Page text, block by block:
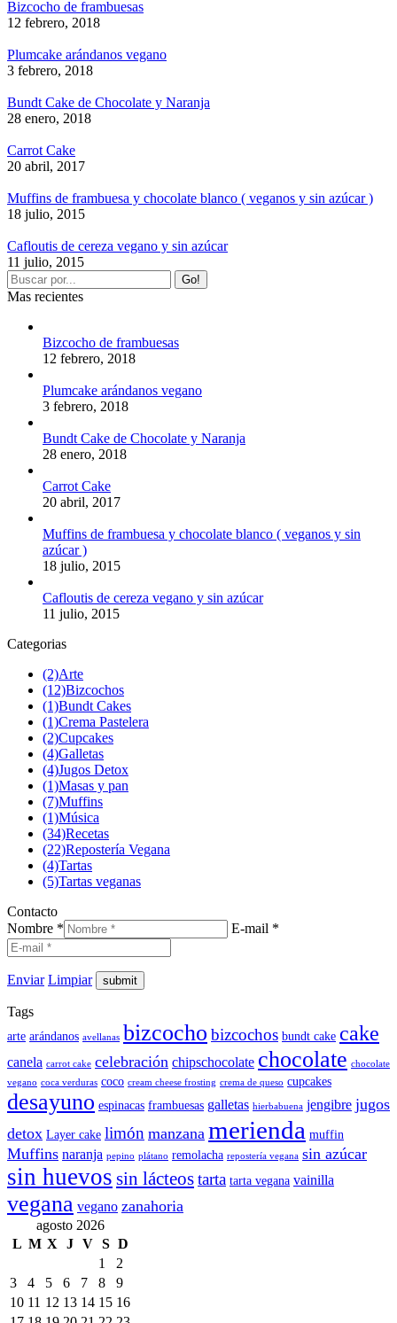
Bizcocho de frambuesas
12 febrero, 2018
Plumcake arándanos vegano
3 febrero, 2018
Bundt Cake de Chocolate y Naranja
28 enero, 2018
Carrot Cake
20 abril, 2017
Muffins de frambuesa y chocolate blanco ( veganos y sin azúcar )
18 julio, 2015
Cafloutis de cereza vegano y sin azúcar
11 julio, 2015
Mas recientes
Bizcocho de frambuesas
12 febrero, 2018
Plumcake arándanos vegano
3 febrero, 2018
Bundt Cake de Chocolate y Naranja
28 enero, 2018
Carrot Cake
20 abril, 2017
Muffins de frambuesa y chocolate blanco ( veganos y sin
azúcar )
18 julio, 2015
Cafloutis de cereza vegano y sin azúcar
11 julio, 2015
Categorias
(2)Arte
(12)Bizcochos
(1)Bundt Cakes
(1)Crema Pastelera
(2)Cupcakes
(4)Galletas
(4)Jugos Detox
(1)Masas y pan
(7)Muffins
(1)Música
(34)Recetas
(22)Repostería Vegana
(4)Tartas
(5)Tartas veganas
Contacto
Nombre *
E-mail *
Enviar Limpiar
Tags
arte arándanos avellanas bizcocho bizcochos bundt cake cake
canela carrot cake celebración chipschocolate chocolate chocolate
vegano coca verduras coco cream cheese frosting crema de queso cupcakes
desayuno espinacas frambuesas galletas hierbabuena jengibre jugos
detox Layer cake limón manzana merienda muffin
Muffins naranja pepino plátano remolacha repostería vegana sin azúcar
sin huevos sin lácteostarta tarta vegana vainilla
vegana vegano zanahoria
agosto 2026
L M X J V S D
1
2
3
4 5 6 7 8
9
10 11 12 13 14 15 16